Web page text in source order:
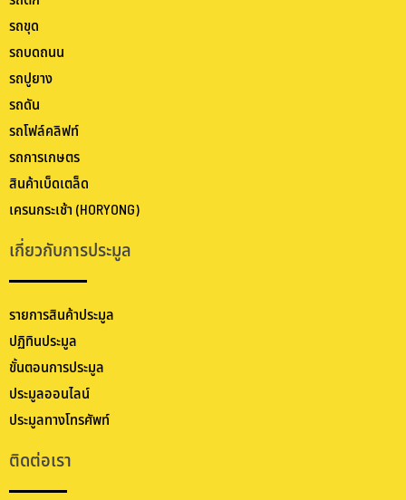
รถขุด
รถบดถนน
รถปูยาง
รถดัน
รถโฟล์คลิฟท์
รถการเกษตร
สินค้าเบ็ดเตล็ด
เครนกระเช้า (HORYONG)
เกี่ยวกับการประมูล
รายการสินค้าประมูล
ปฏิทินประมูล
ขั้นตอนการประมูล
ประมูลออนไลน์
ประมูลทางโทรศัพท์
ติดต่อเรา